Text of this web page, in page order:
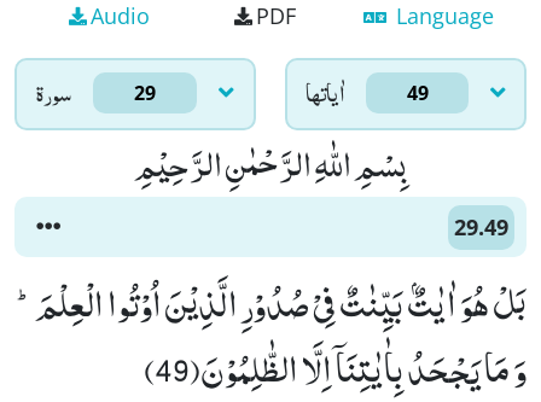
Audio PDF Language
سورۃ 29 اٰياتها 49
بِسْمِ اللّٰهِ الرَّحْمٰنِ الرَّحِیْمِ
29.49
بَلْ هُوَ اٰیٰتٌۢ بَیِّنٰتٌ فِیْ صُدُوْرِ الَّذِیْنَ اُوْتُوا الْعِلْمَؕ-
وَ مَا یَجْحَدُ بِاٰیٰتِنَاۤ اِلَّا الظّٰلِمُوْنَ(49)